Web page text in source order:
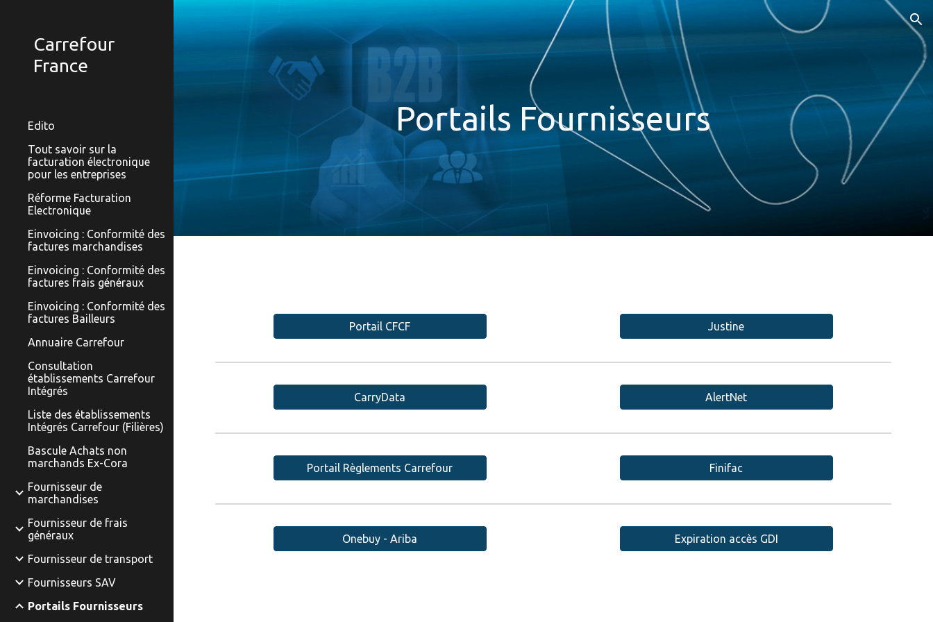
Skip to main content Skip to navigation
Carrefour
France
Edito
Tout savoir sur la
facturation électronique
pour les entreprises
Réforme Facturation
Electronique
Einvoicing : Conformité des
factures marchandises
Einvoicing : Conformité des
factures frais généraux
Einvoicing : Conformité des
factures Bailleurs
Annuaire Carrefour
Consultation
établissements Carrefour
Intégrés
Liste des établissements
Intégrés Carrefour (Filières)
Bascule Achats non
marchands Ex-Cora
Fournisseur de
marchandises
Fournisseur de frais
généraux
Fournisseur de transport
Fournisseurs SAV
Portails Fournisseurs
Portails Fournisseurs
Portail CFCF Justine
CarryData AlertNet
Portail Règlements Carrefour Finifac
Onebuy - Ariba Expiration accès GDI